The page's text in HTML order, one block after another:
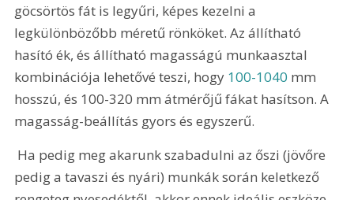
göcsörtös fát is legyűri, képes kezelni a
legkülönbözőbb méretű rönköket. Az állítható
hasító ék, és állítható magasságú munkaasztal
kombinációja lehetővé teszi, hogy 100-1040 mm
hosszú, és 100-320 mm átmérőjű fákat hasítson. A
magasság-beállítás gyors és egyszerű.
pedig a tavaszi és nyári) munkák során keletkező